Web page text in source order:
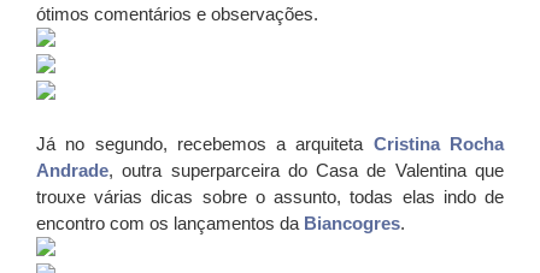
ótimos comentários e observações.
Já no segundo, recebemos a arquiteta Cristina Rocha
Andrade, outra superparceira do Casa de Valentina que
trouxe várias dicas sobre o assunto, todas elas indo de
encontro com os lançamentos da Biancogres.